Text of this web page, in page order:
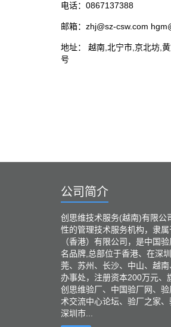
电话：0867137388
邮箱：zhj@sz-csw.com
地址： 越南,北宁市,京北坊,
号
公司简介
创思维技术服务(越南)有限公
性的管理技术服务机构，隶
（香港）有限公司，是中国
名品牌,总部位于香港、在深
莞、苏州、长沙、中山、越
办事处，注册资本200万元、
创思维验厂、中国验厂网、
术交流中心论坛、验厂之家、
深圳市...